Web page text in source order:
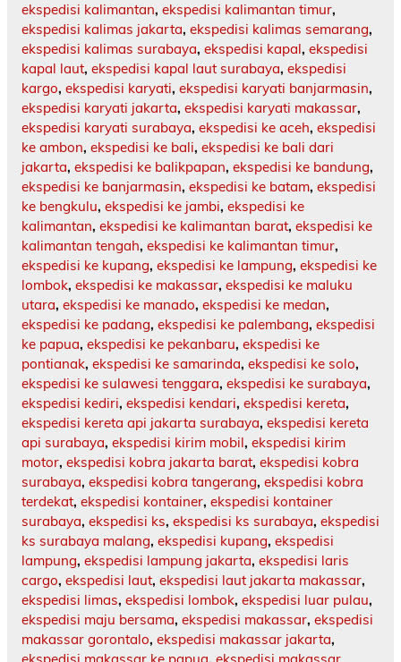
ekspedisi kalimantan, ekspedisi kalimantan timur,
ekspedisi kalimas jakarta, ekspedisi kalimas semarang,
ekspedisi kalimas surabaya, ekspedisi kapal, ekspedisi
kapal laut, ekspedisi kapal laut surabaya, ekspedisi
kargo, ekspedisi karyati, ekspedisi karyati banjarmasin,
ekspedisi karyati jakarta, ekspedisi karyati makassar,
ekspedisi karyati surabaya, ekspedisi ke aceh, ekspedisi
ke ambon, ekspedisi ke bali, ekspedisi ke bali dari
jakarta, ekspedisi ke balikpapan, ekspedisi ke bandung,
ekspedisi ke banjarmasin, ekspedisi ke batam, ekspedisi
ke bengkulu, ekspedisi ke jambi, ekspedisi ke
kalimantan, ekspedisi ke kalimantan barat, ekspedisi ke
kalimantan tengah, ekspedisi ke kalimantan timur,
ekspedisi ke kupang, ekspedisi ke lampung, ekspedisi ke
lombok, ekspedisi ke makassar, ekspedisi ke maluku
utara, ekspedisi ke manado, ekspedisi ke medan,
ekspedisi ke padang, ekspedisi ke palembang, ekspedisi
ke papua, ekspedisi ke pekanbaru, ekspedisi ke
pontianak, ekspedisi ke samarinda, ekspedisi ke solo,
ekspedisi ke sulawesi tenggara, ekspedisi ke surabaya,
ekspedisi kediri, ekspedisi kendari, ekspedisi kereta,
ekspedisi kereta api jakarta surabaya, ekspedisi kereta
api surabaya, ekspedisi kirim mobil, ekspedisi kirim
motor, ekspedisi kobra jakarta barat, ekspedisi kobra
surabaya, ekspedisi kobra tangerang, ekspedisi kobra
terdekat, ekspedisi kontainer, ekspedisi kontainer
surabaya, ekspedisi ks, ekspedisi ks surabaya, ekspedisi
ks surabaya malang, ekspedisi kupang, ekspedisi
lampung, ekspedisi lampung jakarta, ekspedisi laris
cargo, ekspedisi laut, ekspedisi laut jakarta makassar,
ekspedisi limas, ekspedisi lombok, ekspedisi luar pulau,
ekspedisi maju bersama, ekspedisi makassar, ekspedisi
makassar gorontalo, ekspedisi makassar jakarta,